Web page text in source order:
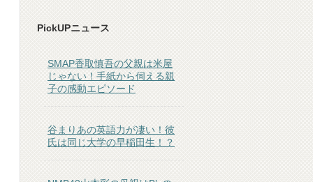
PickUPニュース
SMAP香取慎吾の父親は米屋
じゃない！手紙から伺える親
子の感動エピソード
谷まりあの英語力が凄い！彼
氏は同じ大学の早稲田生！？